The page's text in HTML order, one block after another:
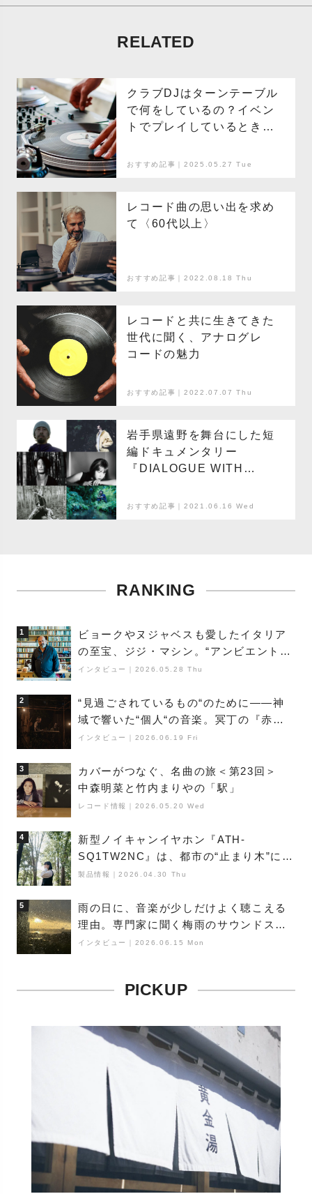
RELATED
クラブDJはターンテーブル
で何をしているの？イベン
トでプレイしているときの
おすすめ記事｜2025.05.27 Tue
レコード曲の思い出を求め
て〈60代以上〉
おすすめ記事｜2022.08.18 Thu
レコードと共に生きてきた
世代に聞く、アナログレ
コードの魅力
おすすめ記事｜2022.07.07 Thu
岩手県遠野を舞台にした短
編ドキュメンタリー
『DIALOGUE WITH
サウンドトラックもリリー
おすすめ記事｜2021.06.16 Wed
RANKING
1
ビョークやヌジャベスも愛したイタリア
の至宝、ジジ・マシン。“アンビエントの
巨匠”が明かす創作の原点と、「動き」に
インタビュー 2026.05.28 Thu
2
“見過ごされているもの“のために――神
域で響いた“個人“の音楽。冥丁の『赤城
夜神楽』をレポート
インタビュー 2026.06.19 Fri
3
カバーがつなぐ、名曲の旅＜第23回＞
中森明菜と竹内まりやの「駅」
レコード情報 2026.05.20 Wed
4
新型ノイキャンイヤホン『ATH-
SQ1TW2NC』は、都市の“止まり木”にな
り得るーシンガーソングライター浮
製品情報 ｜2026.04.30 Thu
5
雨の日に、音楽が少しだけよく聴こえる
理由。専門家に聞く梅雨のサウンドス
ケープ
インタビュー 2026.06.15 Mon
PICKUP